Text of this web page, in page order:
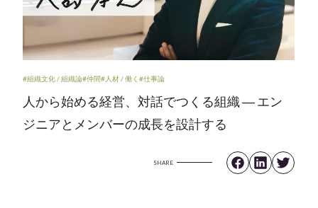
#組織文化 / 組織論#仲間#人材 / 働く#仕事論
人から始める経営、対話でつくる組織 ― エン
ジニアとメンバーの成長を設計する
SHARE